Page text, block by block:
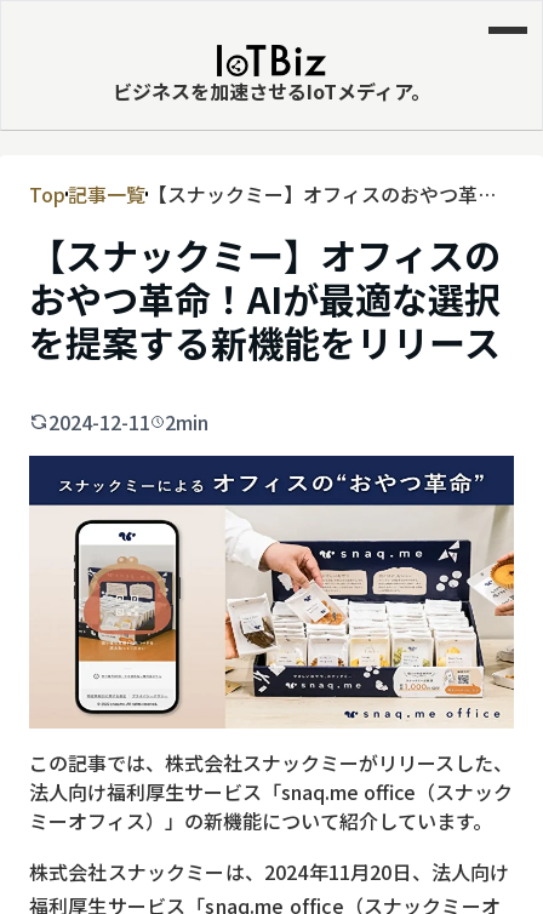
ビジネスを加速させるIoTメディア。
MVNE
エッジ
LPWA
DaaS
PaaS
ビッグデータ
MVNO
スマート漁業
5G
クラウド
M2M
VPN
Top記事一覧【スナックミー】オフィスのおやつ革
リリース
【スナックミー】オフィスの
おやつ革命！AIが最適な選択
を提案する新機能をリリース
2024-12-11 2min
この記事では、株式会社スナックミーがリリースした、
法人向け福利厚生サービス「snaq.me office（スナック
ミーオフィス）」の新機能について紹介しています。
株式会社スナックミーは、2024年11月20日、法人向け
福利厚生サービス「snaq.me office（スナックミーオ